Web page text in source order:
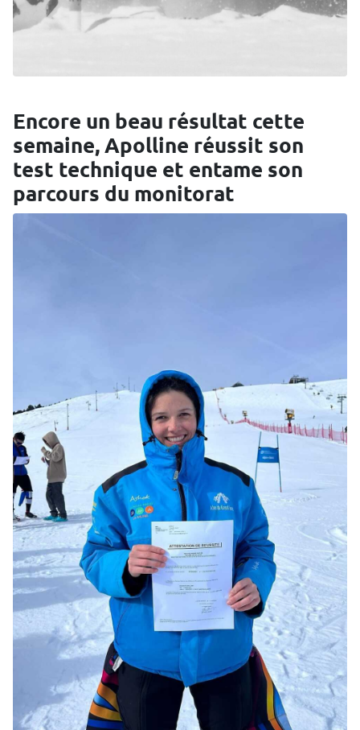
Encore un beau résultat cette
semaine, Apolline réussit son
test technique et entame son
parcours du monitorat